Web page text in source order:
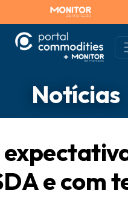
Notícias
e com